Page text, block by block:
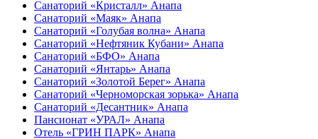
Санаторий «Кристалл» Анапа
Санаторий «Маяк» Анапа
Санаторий «Голубая волна» Анапа
Санаторий «Нефтяник Кубани» Анапа
Санаторий «БФО» Анапа
Санаторий «Янтарь» Анапа
Санаторий «Золотой Берег» Анапа
Санаторий «Черноморская зорька» Анапа
Санаторий «Десантник» Анапа
Пансионат «УРАЛ» Анапа
Отель «ГРИН ПАРК» Анапа